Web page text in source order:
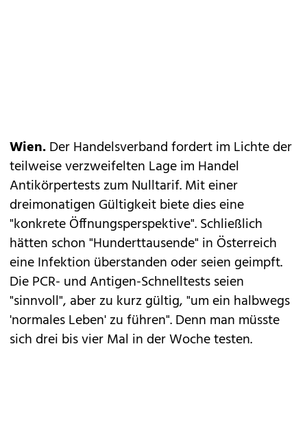
Wien.Der Handelsverband fordert im Lichte der
teilweise verzweifelten Lage im Handel
Antikörpertests zum Nulltarif. Mit einer
dreimonatigen Gültigkeit biete dies eine
"konkrete Öffnungsperspektive". Schließlich
hätten schon "Hunderttausende" in Österreich
eine Infektion überstanden oder seien geimpft.
Die PCR- und Antigen-Schnelltests seien
"sinnvoll", aber zu kurz gültig, "um ein halbwegs
'normales Leben' zu führen". Denn man müsste
sich drei bis vier Mal in der Woche testen.